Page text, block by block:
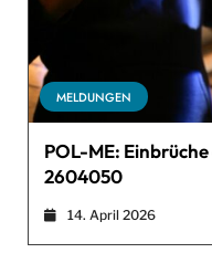
MELDUNGEN
POL-ME:
2604050
14. April 2026